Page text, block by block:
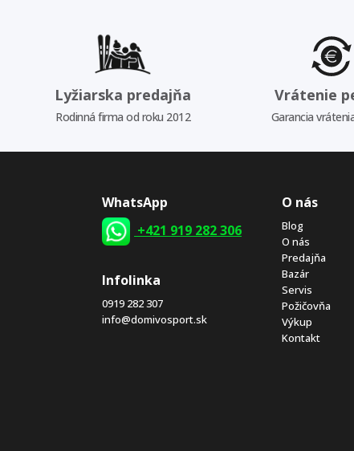
Lyžiarska predajňa
Rodinná firma od roku 2012
Vrátenie
Garancia
WhatsApp
+421 919 282 306
Infolinka
0919 282 307
info@domivosport.sk
O nás
Blog
O nás
Predajňa
Bazár
Servis
Požičovňa
Výkup
Kontakt